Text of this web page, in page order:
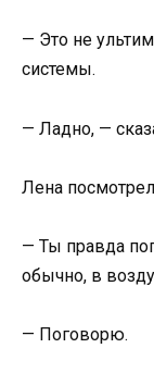
— Это не
системы.
— Ладно, —
Лена
— Ты правда
обычно, в
— Поговорю.